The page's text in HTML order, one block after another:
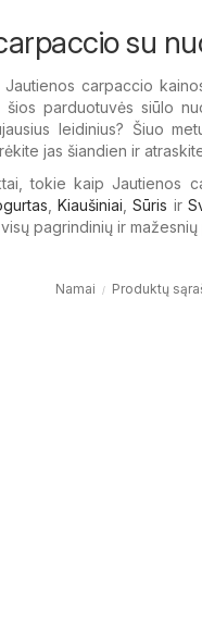
su
carpaccio
šios parduotuvės siūlo
leidinius? Šiuo
jas šiandien ir
tokie kaip Jautienos
,Kiaušiniai ,Sūris ir
visų pagrindinių ir
Namai Produktų